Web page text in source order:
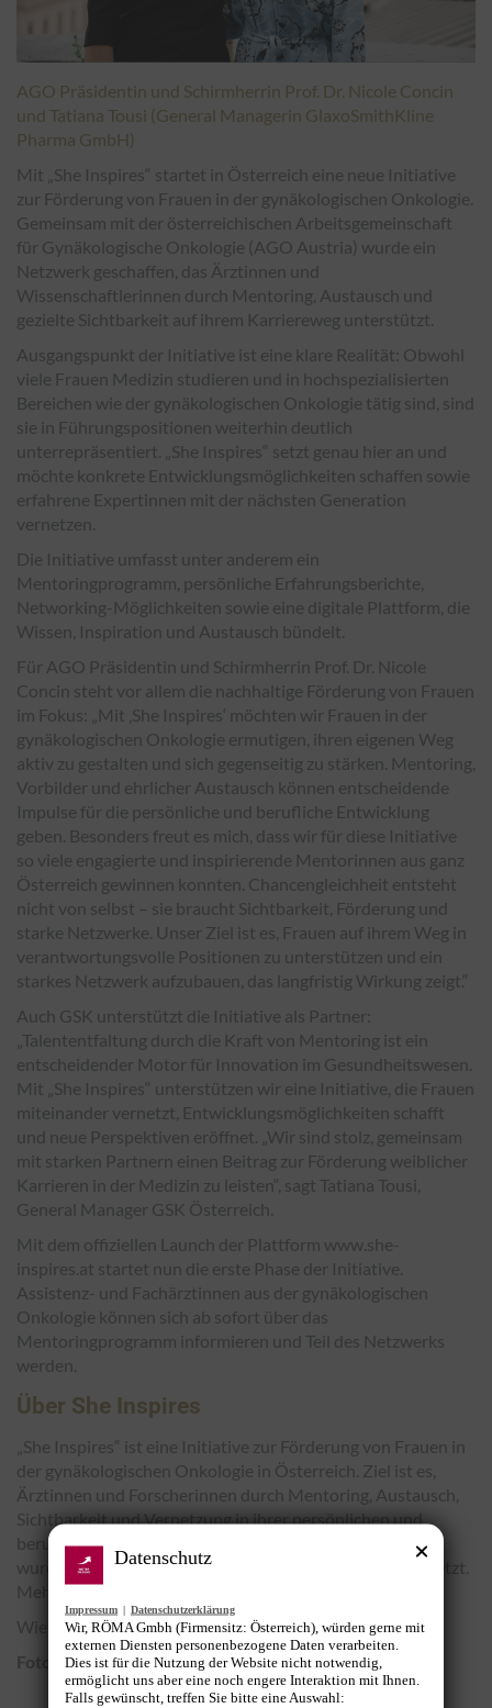
AGO Präsidentin und Schirmherrin Prof. Dr. Nicole Concin
und Tatiana Tousi (General Managerin GlaxoSmithKline
Pharma GmbH)
Mit „She Inspires“ startet in Österreich eine neue Initiative
zur Förderung von Frauen in der gynäkologischen Onkologie.
Gemeinsam mit der österreichischen Arbeitsgemeinschaft
für Gynäkologische Onkologie (AGO Austria) wurde ein
Netzwerk geschaffen, das Ärztinnen und
Wissenschaftlerinnen durch Mentoring, Austausch und
gezielte Sichtbarkeit auf ihrem Karriereweg unterstützt.
Ausgangspunkt der Initiative ist eine klare Realität: Obwohl
viele Frauen Medizin studieren und in hochspezialisierten
Bereichen wie der gynäkologischen Onkologie tätig sind, sind
sie in Führungspositionen weiterhin deutlich
unterrepräsentiert. „She Inspires“ setzt genau hier an und
möchte konkrete Entwicklungsmöglichkeiten schaffen sowie
erfahrene Expertinnen mit der nächsten Generation
vernetzen.
Die Initiative umfasst unter anderem ein
Mentoringprogramm, persönliche Erfahrungsberichte,
Networking-Möglichkeiten sowie eine digitale Plattform, die
Wissen, Inspiration und Austausch bündelt.
Für AGO Präsidentin und Schirmherrin Prof. Dr. Nicole
Concin steht vor allem die nachhaltige Förderung von Frauen
im Fokus: „Mit ‚She Inspires‘ möchten wir Frauen in der
gynäkologischen Onkologie ermutigen, ihren eigenen Weg
aktiv zu gestalten und sich gegenseitig zu stärken. Mentoring,
Vorbilder und ehrlicher Austausch können entscheidende
Impulse für die persönliche und berufliche Entwicklung
geben. Besonders freut es mich, dass wir für diese Initiative
so viele engagierte und inspirierende Mentorinnen aus ganz
Österreich gewinnen konnten. Chancengleichheit entsteht
nicht von selbst – sie braucht Sichtbarkeit, Förderung und
starke Netzwerke. Unser Ziel ist es, Frauen auf ihrem Weg in
verantwortungsvolle Positionen zu unterstützen und ein
starkes Netzwerk aufzubauen, das langfristig Wirkung zeigt.“
Auch GSK unterstützt die Initiative als Partner:
„Talententfaltung durch die Kraft von Mentoring ist ein
entscheidender Motor für Innovation im Gesundheitswesen.
Mit „She Inspires“ unterstützen wir eine Initiative, die Frauen
miteinander vernetzt, Entwicklungsmöglichkeiten schafft
und neue Perspektiven eröffnet. „Wir sind stolz, gemeinsam
mit starken Partnern einen Beitrag zur Förderung weiblicher
Karrieren in der Medizin zu leisten“, sagt Tatiana Tousi,
General Manager GSK Österreich.
Mit dem offiziellen Launch der Plattform www.she-
inspires.at startet nun die erste Phase der Initiative.
Assistenz- und Fachärztinnen aus der gynäkologischen
Onkologie können sich ab sofort über das
Mentoringprogramm informieren und Teil des Netzwerks
werden.
Über She Inspires
„She Inspires“ ist eine Initiative zur Förderung von Frauen in
der gynäkologischen Onkologie in Österreich. Ziel ist es,
Ärztinnen und Forscherinnen durch Mentoring, Austausch,
Sichtbarkeit und Vernetzung in ihrer persönlichen und
beruflichen Entwicklung zu unterstützen. Die Initiative
wurde gemeinsam mit der AGO Austria und GSK umgesetzt.
Mehr erfahren:
Wien (OTS),
Fotograf:inChristopher BlankFotocreditGSK
Datenschutz
Impressum | Datenschutzerklärung
Wir, RÖMA Gmbh (Firmensitz: Österreich), würden gerne mit
externen Diensten personenbezogene Daten verarbeiten.
Dies ist für die Nutzung der Website nicht notwendig,
ermöglicht uns aber eine noch engere Interaktion mit Ihnen.
Falls gewünscht, treffen Sie bitte eine Auswahl: